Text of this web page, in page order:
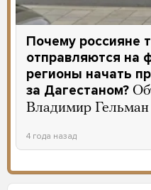
Почему россияне
отправляются на
регионы начать
за Дагестаном?
Владимир Гельман
4 года назад